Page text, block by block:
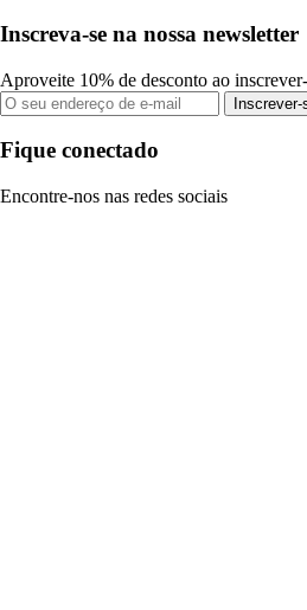
Inscreva-se na nossa newsletter
Aproveite 10% de desconto ao
Inscrever-
Fique conectado
Encontre-nos nas redes sociais